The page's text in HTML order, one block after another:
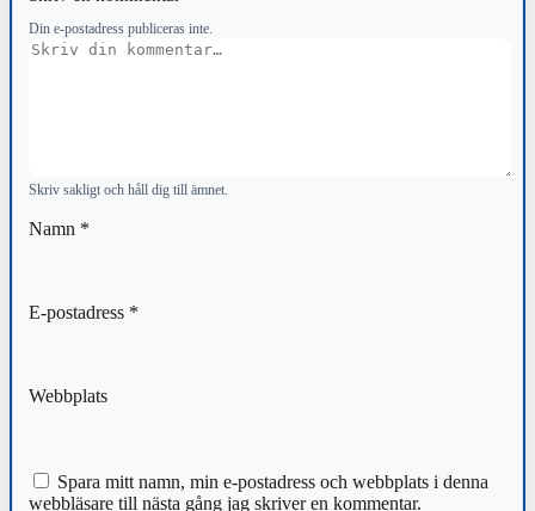
Din e-postadress publiceras inte.
Kommentar
Skriv sakligt och håll dig till ämnet.
Namn *
E-postadress *
Webbplats
Spara mitt namn, min e-postadress och webbplats i denna
webbläsare till nästa gång jag skriver en kommentar.